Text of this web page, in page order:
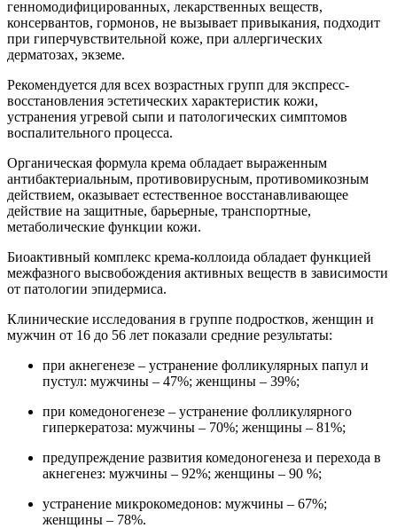
генномодифицированных, лекарственных веществ,
консервантов, гормонов, не вызывает привыкания, подходит
при гиперчувствительной коже, при аллергических
дерматозах, экземе.
Рекомендуется для всех возрастных групп для экспресс-
восстановления эстетических характеристик кожи,
устранения угревой сыпи и патологических симптомов
воспалительного процесса.
Органическая формула крема обладает выраженным
антибактериальным, противовирусным, противомикозным
действием, оказывает естественное восстанавливающее
действие на защитные, барьерные, транспортные,
метаболические функции кожи.
Биоактивный комплекс крема-коллоида обладает функцией
межфазного высвобождения активных веществ в зависимости
от патологии эпидермиса.
Клинические исследования в группе подростков, женщин и
мужчин от 16 до 56 лет показали средние результаты:
при акнегенезе – устранение фолликулярных папул и
пустул: мужчины – 47%; женщины – 39%;
при комедоногенезе – устранение фолликулярного
гиперкератоза: мужчины – 70%; женщины – 81%;
предупреждение развития комедоногенеза и перехода в
акнегенез: мужчины – 92%; женщины – 90 %;
устранение микрокомедонов: мужчины – 67%;
женщины – 78%.